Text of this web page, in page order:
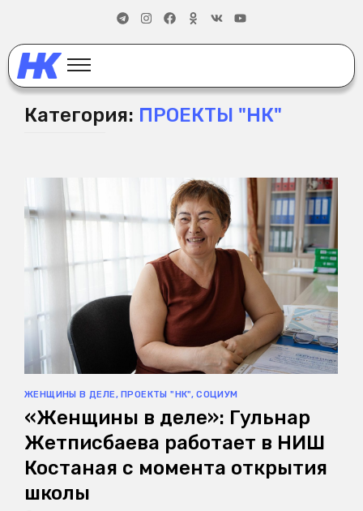
Категория: ПРОЕКТЫ "НК"
ЖЕНЩИНЫ В ДЕЛЕ, ПРОЕКТЫ "НК", СОЦИУМ
«Женщины в деле»: Гульнар
Жетписбаева работает в НИШ
Костаная с момента открытия
школы